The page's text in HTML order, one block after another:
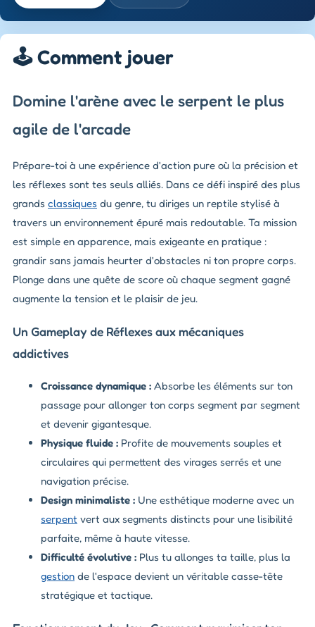
🕹️ Comment jouer
Domine l'arène avec le serpent le plus
agile de l'arcade
Prépare-toi à une expérience d'action pure où la précision et
les réflexes sont tes seuls alliés. Dans ce défi inspiré des plus
grands classiques du genre, tu diriges un reptile stylisé à
travers un environnement épuré mais redoutable. Ta mission
est simple en apparence, mais exigeante en pratique :
grandir sans jamais heurter d'obstacles ni ton propre corps.
Plonge dans une quête de score où chaque segment gagné
augmente la tension et le plaisir de jeu.
Un Gameplay de Réflexes aux mécaniques
addictives
Croissance dynamique : Absorbe les éléments sur ton
passage pour allonger ton corps segment par segment
et devenir gigantesque.
Physique fluide : Profite de mouvements souples et
circulaires qui permettent des virages serrés et une
navigation précise.
Design minimaliste : Une esthétique moderne avec un
serpent vert aux segments distincts pour une lisibilité
parfaite, même à haute vitesse.
Difficulté évolutive : Plus tu allonges ta taille, plus la
gestion de l'espace devient un véritable casse-tête
stratégique et tactique.